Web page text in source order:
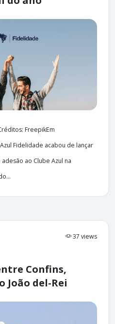
FreepikEm
Fidelidade acabou de lançar
ao Clube Azul na
37 views
Confins,
João del-Rei